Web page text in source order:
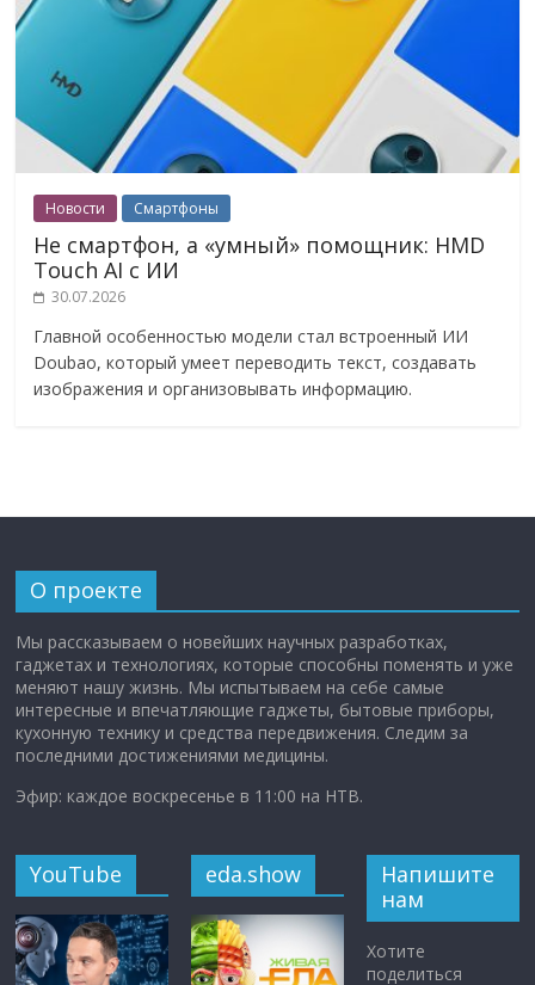
Новости Смартфоны
Не смартфон, а «умный» помощник: HMD
Touch AI с ИИ
30.07.2026
Главной особенностью модели стал встроенный ИИ
Doubao, который умеет переводить текст, создавать
изображения и организовывать информацию.
О проекте
Мы рассказываем о новейших научных разработках,
гаджетах и технологиях, которые способны поменять и уже
меняют нашу жизнь. Мы испытываем на себе самые
интересные и впечатляющие гаджеты, бытовые приборы,
кухонную технику и средства передвижения. Следим за
последними достижениями медицины.
Эфир: каждое воскресенье в 11:00 на НТВ.
YouTube eda.show
Напишите
нам
Хотите
поделиться